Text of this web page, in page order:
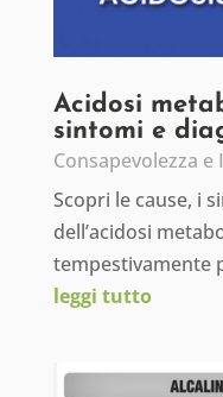
Acidosi
sintomi e
Consapevolezza
Scopri le cause, i
dell’acidosi
tempestivamente
leggi tutto